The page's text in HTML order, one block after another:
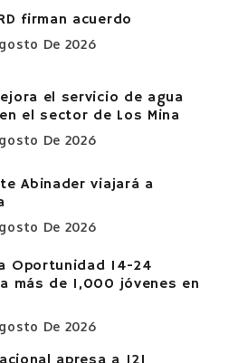
firman acuerdo
De 2026
el servicio de agua
el sector de Los Mina
De 2026
Abinader viajará a
De 2026
Oportunidad 14-24
más de 1,000 jóvenes en
De 2026